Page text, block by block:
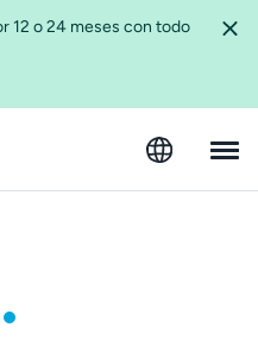
12 o 24 meses con todo